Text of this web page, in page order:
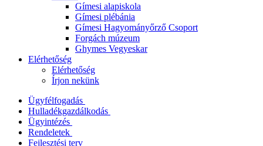
Gímesi alapiskola
Gímesi plébánia
Gímesi Hagyományőrző Csoport
Forgách múzeum
Ghymes Vegyeskar
Elérhetőség
Elérhetőség
Írjon nekünk
Ügyfélfogadás
Hulladékgazdálkodás
Ügyintézés
Rendeletek
Fejlesztési terv